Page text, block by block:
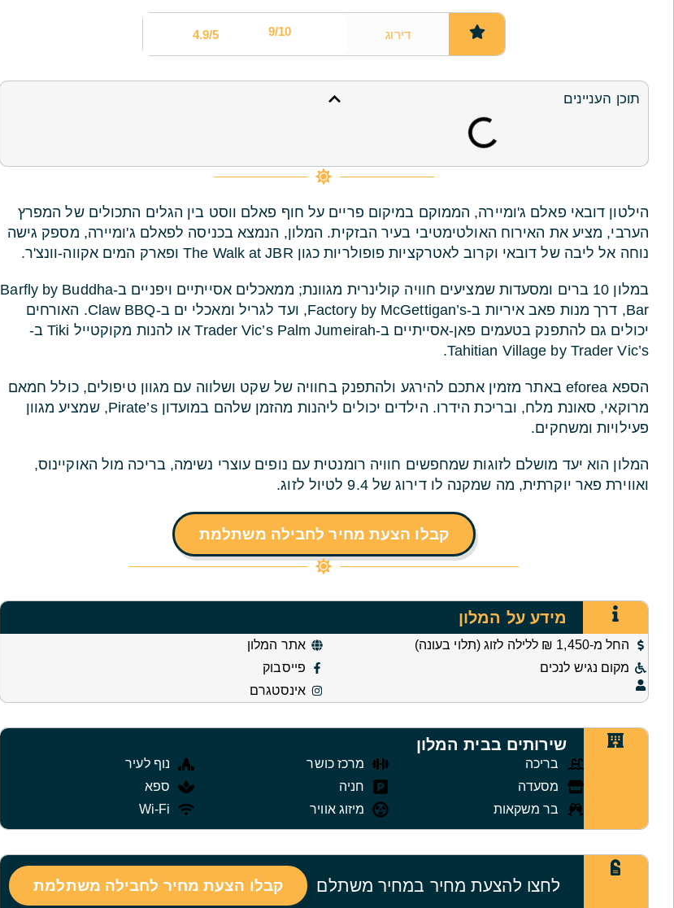
דירוג 9/10
4.9/5
תוכן העניינים
הילטון דובאי פאלם ג'ומיירה, הממוקם במיקום פריים על חוף פאלם ווסט בין הגלים התכולים של המפרץ
הערבי, מציע את האירוח האולטימטיבי בעיר הבזקית. המלון, הנמצא בכניסה לפאלם ג'ומיירה, מספק גישה
נוחה אל ליבה של דובאי וקרוב לאטרקציות פופולריות כגון The Walk at JBR ופארק המים אקווה-וונצ'ר.
במלון 10 ברים ומסעדות שמציעים חוויה קולינרית מגוונת; ממאכלים אסייתיים ויפניים ב-Barfly by Buddha
Bar, דרך מנות פאב איריות ב-Factory by McGettigan’s, ועד לגריל ומאכלי ים ב-Claw BBQ. האורחים
יכולים גם להתפנק בטעמים פאן-אסייתיים ב-Trader Vic’s Palm Jumeirah או להנות מקוקטייל Tiki ב-
Tahitian Village by Trader Vic’s.
הספא eforea באתר מזמין אתכם להירגע ולהתפנק בחוויה של שקט ושלווה עם מגוון טיפולים, כולל חמאם
מרוקאי, סאונת מלח, ובריכת הידרו. הילדים יכולים ליהנות מהזמן שלהם במועדון Pirate’s, שמציע מגוון
פעילויות ומשחקים.
המלון הוא יעד מושלם לזוגות שמחפשים חוויה רומנטית עם נופים עוצרי נשימה, בריכה מול האוקיינוס,
ואווירת פאר יוקרתית, מה שמקנה לו דירוג של 9.4 לטיול לזוג.
קבלו הצעת מחיר לחבילה משתלמת
מידע על המלון
החל מ-1,450 ₪ ללילה לזוג (תלוי בעונה)
מקום נגיש לנכים
אתר המלון
פייסבוק
אינסטגרם
שירותים בבית המלון
בריכה
מסעדה
בר משקאות
מרכז כושר
חניה
מיזוג אוויר
נוף לעיר
ספא
Wi-Fi
לחצו להצעת מחיר במחיר משתלם קבלו הצעת מחיר לחבילה משתלמת